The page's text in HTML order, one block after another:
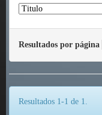
Resultados por página
Resultados 1-1 de 1.